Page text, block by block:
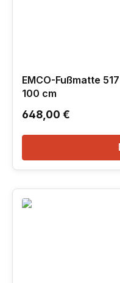
EMCO-Fußmatte
100 cm
Regulärer Preis:
648,00 €